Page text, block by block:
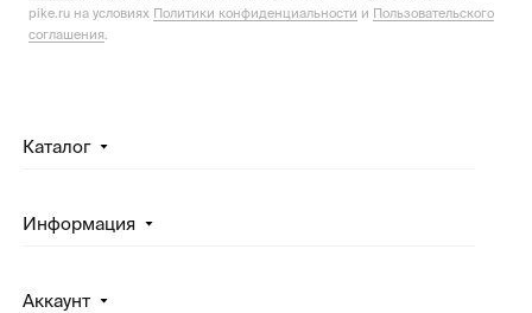
pike.ru на условиях Политики конфиденциальности и Пользовательского
соглашения
Каталог
Информация
Аккаунт